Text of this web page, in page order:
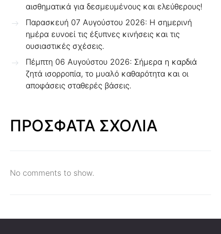
αισθηματικά για δεσμευμένους και ελεύθερους!
Παρασκευή 07 Αυγούστου 2026: Η σημερινή
ημέρα ευνοεί τις έξυπνες κινήσεις και τις
ουσιαστικές σχέσεις.
Πέμπτη 06 Αυγούστου 2026: Σήμερα η καρδιά
ζητά ισορροπία, το μυαλό καθαρότητα και οι
αποφάσεις σταθερές βάσεις.
ΠΡΟΣΦΑΤΑ ΣΧΟΛΙΑ
No comments to show.